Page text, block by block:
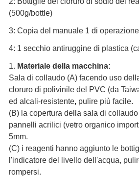
(500g/bottle)
3: Copia del manuale 1 di operazione
4: 1 secchio antiruggine di plastica
1. Materiale della macchina:
Sala di collaudo (A) facendo uso
cloruro di polivinile del PVC (da
ed alcali-resistente, pulire più facile.
(B) la copertura della sala di
pannelli acrilici (vetro organico
5mm.
(C) i reagenti hanno aggiunto le
l'indicatore del livello dell'acqua,
rompersi.